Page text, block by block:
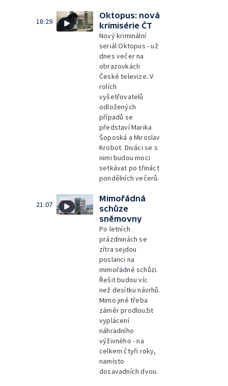
18:29
Oktopus: nová
krimisérie ČT
Nový kriminální
seriál Oktopus - už
dnes večer na
obrazovkách
České televize. V
rolích
vyšetřovatelů
odložených
případů se
představí Marika
Šoposká a Miroslav
Krobot. Diváci se s
nimi budou moci
setkávat po třináct
pondělních večerů.
21:07
Mimořádná
schůze
sněmovny
Po letních
prázdninách se
zítra sejdou
poslanci na
mimořádné schůzi.
Řešit budou víc
než desítku návrhů.
Mimo jiné třeba
záměr prodloužit
vyplácení
náhradního
výživného - na
celkem čtyři roky,
namísto
dosavadních dvou.